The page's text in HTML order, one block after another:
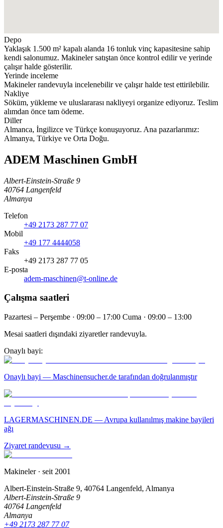
Depo
Yaklaşık 1.500 m² kapalı alanda 16 tonluk vinç kapasitesine sahip
kendi salonumuz. Makineler satıştan önce kontrol edilir ve yerinde
çalışır halde gösterilir.
Yerinde inceleme
Makineler randevuyla incelenebilir ve çalışır halde test ettirilebilir.
Nakliye
Söküm, yükleme ve uluslararası nakliyeyi organize ediyoruz. Teslim
alımdan önce tam ödeme.
Diller
Almanca, İngilizce ve Türkçe konuşuyoruz. Ana pazarlarımız:
Almanya, Türkiye ve Orta Doğu.
ADEM Maschinen GmbH
Albert-Einstein-Straße 9
40764 Langenfeld
Almanya
Telefon
+49 2173 287 77 07
Mobil
+49 177 4444058
Faks
+49 2173 287 77 05
E-posta
adem-maschinen@t-online.de
Çalışma saatleri
Pazartesi – Perşembe · 09:00 – 17:00 Cuma · 09:00 – 13:00
Mesai saatleri dışındaki ziyaretler randevuyla.
Onaylı bayi:
Onaylı bayi — Maschinensucher.de tarafından doğrulanmıştır
LAGERMASCHINEN.DE — Avrupa kullanılmış makine bayileri
ağı
Ziyaret randevusu →
Makineler· seit 2001
Albert-Einstein-Straße 9, 40764 Langenfeld, Almanya
Albert-Einstein-Straße 9
40764 Langenfeld
Almanya
+49 2173 287 77 07